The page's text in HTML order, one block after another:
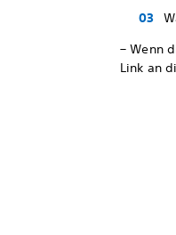
– Wenn
Link an